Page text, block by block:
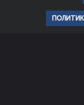
© Nevrozy-
Все права защищены
профиль